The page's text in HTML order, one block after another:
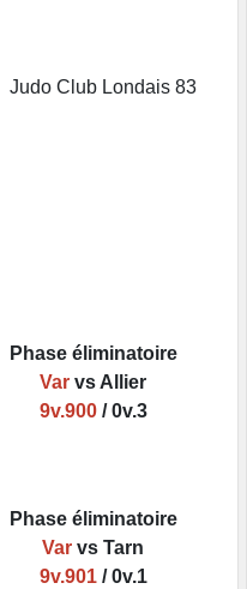
Judo Club Londais 83
Phase éliminatoire
Var vs Allier
9v.900/ 0v.3
Phase éliminatoire
Var vs Tarn
9v.901/ 0v.1